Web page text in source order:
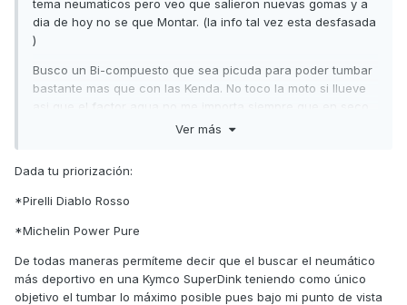
tema neumaticos pero veo que salieron nuevas gomas y a
dia de hoy no se que Montar. (la info tal vez esta desfasada
)
Busco un Bi-compuesto que sea picuda para poder tumbar
bastante mas que con las Kenda. No toco la moto si llueve
asi que el factor agua no me importa siempre que en seco
apropiado, por favor no lo borren y muevanlo donde
Ver más
Dada tu priorización:
*Pirelli Diablo Rosso
*Michelin Power Pure
De todas maneras permíteme decir que el buscar el neumático
más deportivo en una Kymco SuperDink teniendo como único
objetivo el tumbar lo máximo posible pues bajo mi punto de vista